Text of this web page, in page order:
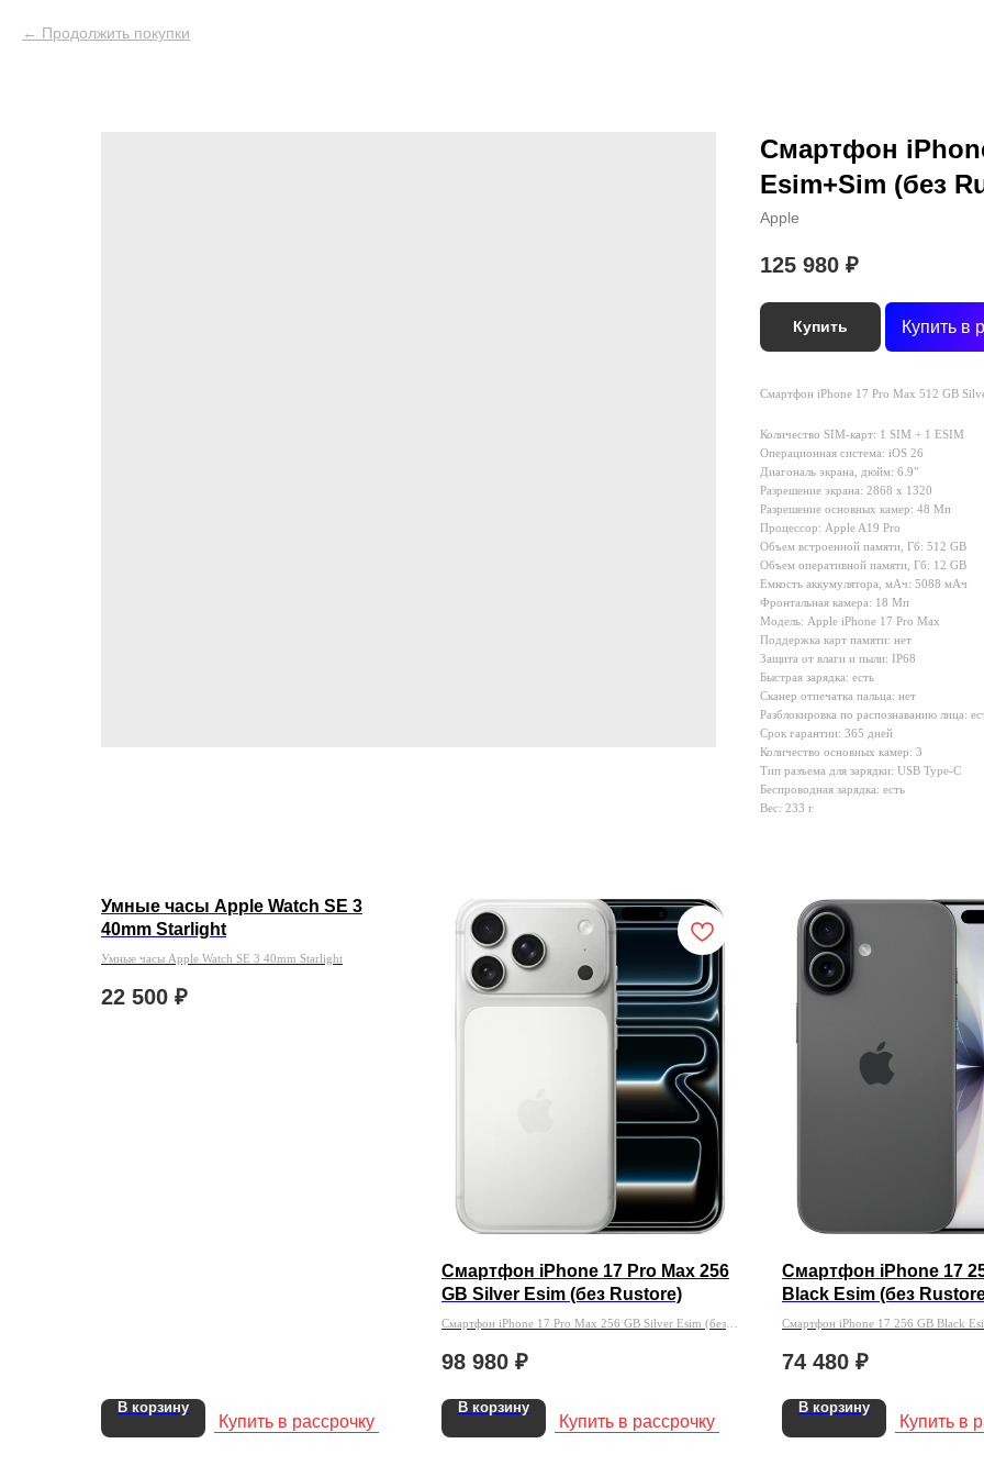
Продолжить покупки
Смартфон
Esim+Sim (без
Apple
125 980 ₽
Купить Купить в
Смартфон iPhone 17 Pro Max 512 GB
Количество SIM-карт: 1 SIM + 1 ESIM
Операционная система: iOS 26
Диагональ экрана, дюйм: 6.9"
Разрешение экрана: 2868 х 1320
Разрешение основных камер: 48 Мп
Процессор: Apple A19 Pro
Объем встроенной памяти, Гб: 512 GB
Объем оперативной памяти, Гб: 12 GB
Емкость аккумулятора, мАч: 5088 мАч
Фронтальная камера: 18 Мп
Модель: Apple iPhone 17 Pro Max
Поддержка карт памяти: нет
Защита от влаги и пыли: IP68
Быстрая зарядка: есть
Сканер отпечатка пальца: нет
Разблокировка по распознаванию лица:
Срок гарантии: 365 дней
Количество основных камер: 3
Тип разъема для зарядки: USB Type-C
Беспроводная зарядка: есть
Вес: 233 г
Умные часы Apple Watch SE 3
40mm Starlight
Умные часы Apple Watch SE 3 40mm Starlight
22 500 ₽
В корзину
Купить в рассрочку
Смартфон iPhone 17 Pro Max 256
GB Silver Esim (без Rustore)
Смартфон iPhone 17 Pro Max 256 GB Silver Esim (без
98 980 ₽
В корзину
Купить в рассрочку
Смартфон iPhone 17
Black Esim (без
Смартфон iPhone 17 256 GB Black
74 480 ₽
В корзину
Купить в